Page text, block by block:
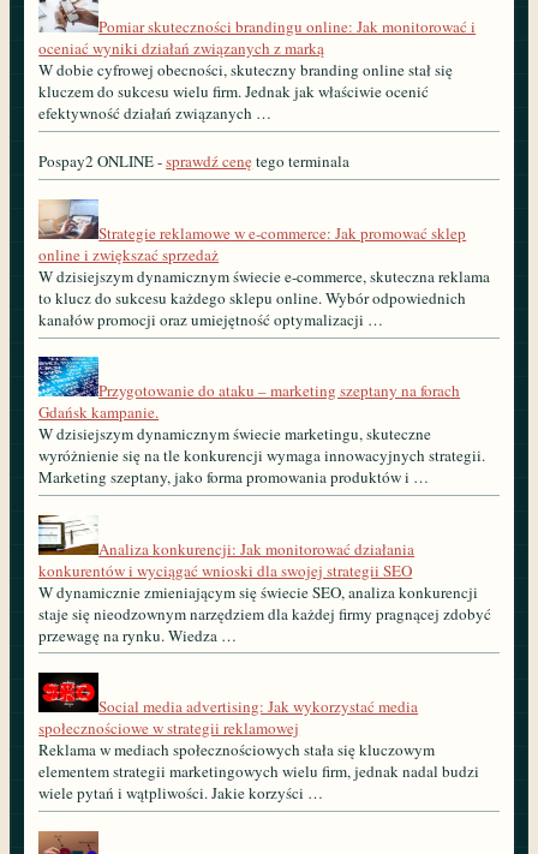
Pomiar skuteczności brandingu online: Jak monitorować i
oceniać wyniki działań związanych z marką
W dobie cyfrowej obecności, skuteczny branding online stał się
kluczem do sukcesu wielu firm. Jednak jak właściwie ocenić
efektywność działań związanych …
Pospay2 ONLINE -sprawdź cenętego terminala
Strategie reklamowe w e-commerce: Jak promować sklep
online i zwiększać sprzedaż
W dzisiejszym dynamicznym świecie e-commerce, skuteczna reklama
to klucz do sukcesu każdego sklepu online. Wybór odpowiednich
kanałów promocji oraz umiejętność optymalizacji …
Przygotowanie do ataku – marketing szeptany na forach
Gdańsk kampanie.
W dzisiejszym dynamicznym świecie marketingu, skuteczne
wyróżnienie się na tle konkurencji wymaga innowacyjnych strategii.
Marketing szeptany, jako forma promowania produktów i …
Analiza konkurencji: Jak monitorować działania
konkurentów i wyciągać wnioski dla swojej strategii SEO
W dynamicznie zmieniającym się świecie SEO, analiza konkurencji
staje się nieodzownym narzędziem dla każdej firmy pragnącej zdobyć
przewagę na rynku. Wiedza …
Social media advertising: Jak wykorzystać media
społecznościowe w strategii reklamowej
Reklama w mediach społecznościowych stała się kluczowym
elementem strategii marketingowych wielu firm, jednak nadal budzi
wiele pytań i wątpliwości. Jakie korzyści …